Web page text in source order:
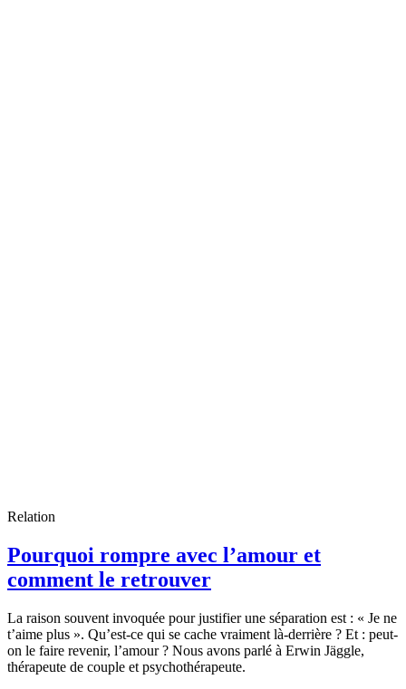
Relation
Pourquoi rompre avec l’amour et
comment le retrouver
La raison souvent invoquée pour justifier une séparation est : « Je ne
t’aime plus ». Qu’est-ce qui se cache vraiment là-derrière ? Et : peut-
on le faire revenir, l’amour ? Nous avons parlé à Erwin Jäggle,
thérapeute de couple et psychothérapeute.